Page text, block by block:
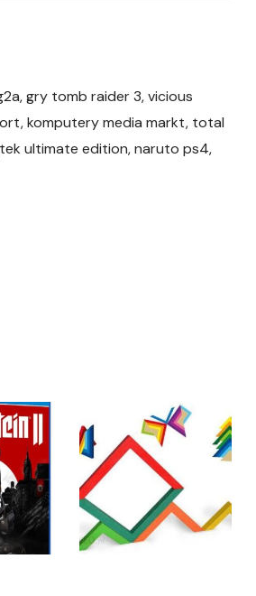
gry tomb raider 3, vicious
komputery media markt, total
ultimate edition, naruto ps4,